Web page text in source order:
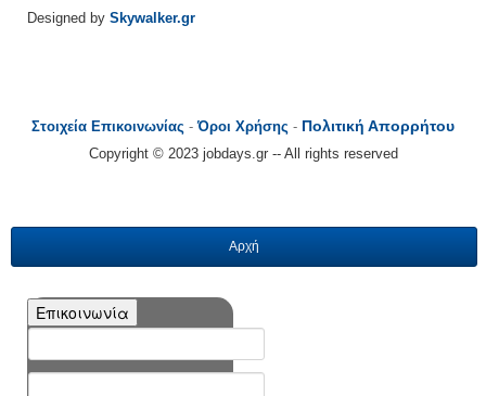
Designed by Skywalker.gr
Στοιχεία Επικοινωνίας -Όροι Χρήσης - Πολιτική Απορρήτου
Copyright © 2023 jobdays.gr -- All rights reserved
Αρχή